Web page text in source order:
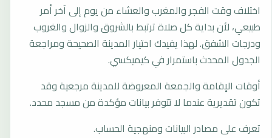
اختلاف وقت الفجر والمغرب والعشاء من يوم إلى آخر أمر
طبيعي، لأن بداية كل صلاة ترتبط بالشروق والزوال والغروب
ودرجات الشفق. لهذا يفيدك اختيار المدينة الصحيحة ومراجعة
الجدول المحدث باستمرار في كيميكسي.
أوقات الإقامة والجمعة المعروضة للمدينة مرجعية وقد
تكون تقديرية عندما لا تتوفر بيانات مؤكدة من مسجد محدد.
تعرف على مصادر البيانات ومنهجية الحساب.